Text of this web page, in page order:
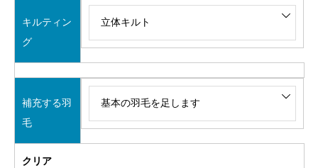
キルティン
グ
補充する羽
毛
クリア